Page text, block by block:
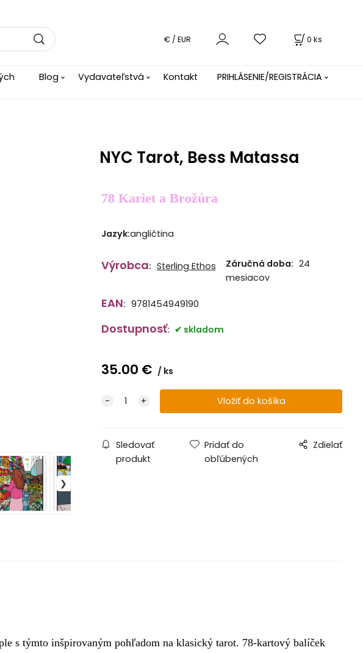
0 ks
€ / EUR
Blog Vydavateľstvá Kontakt PRIHLÁSENIE/REGISTRÁCIA
NYC Tarot, Bess Matassa
78 Kariet a Brožúra
Jazyk:angličtina
Výrobca: Sterling Ethos Záručná doba: 24
mesiacov
EAN: 9781454949190
Dostupnosť: skladom
35.00 € ks
Sledovať
produkt
Pridať do
obľúbených
Zdielať
s týmto inšpirovaným pohľadom na klasický tarot. 78-kartový balíček